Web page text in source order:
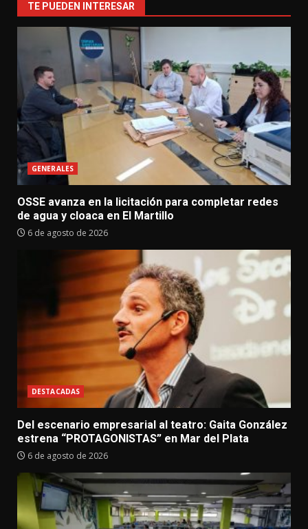
TE PUEDEN INTERESAR
GENERALES
OSSE avanza en la licitación para completar redes
de agua y cloaca en El Martillo
6 de agosto de 2026
DESTACADAS
Del escenario empresarial al teatro: Gaita González
estrena “PROTAGONISTAS” en Mar del Plata
6 de agosto de 2026